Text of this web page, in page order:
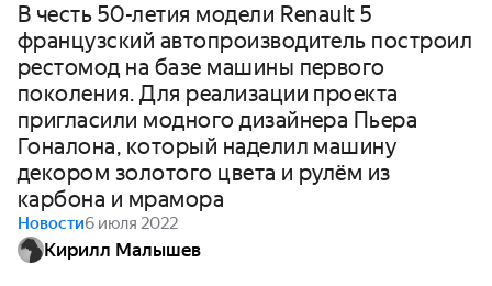
В честь 50-летия модели Renault 5
французский автопроизводитель построил
рестомод на базе машины первого
поколения. Для реализации проекта
пригласили модного дизайнера Пьера
Гоналона, который наделил машину
декором золотого цвета и рулём из
карбона и мрамора
Новости6 июля 2022
Кирилл Малышев